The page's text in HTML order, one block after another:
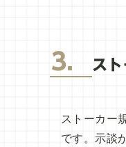
3． ス
ストーカー
です。示談